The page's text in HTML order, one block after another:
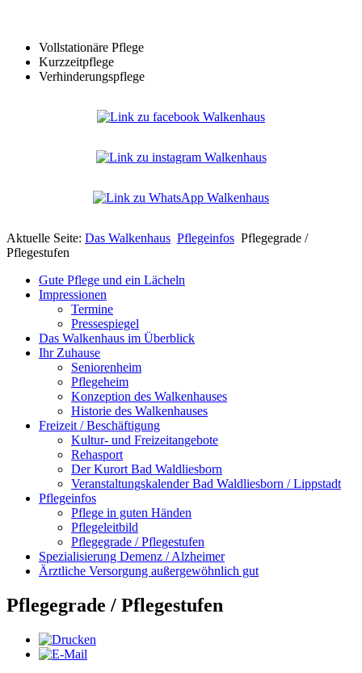
Vollstationäre Pflege
Kurzzeitpflege
Verhinderungspflege
Aktuelle Seite: Das Walkenhaus Pflegeinfos Pflegegrade /
Pflegestufen
Gute Pflege und ein Lächeln
Impressionen
Termine
Pressespiegel
Das Walkenhaus im Überblick
Ihr Zuhause
Seniorenheim
Pflegeheim
Konzeption des Walkenhauses
Historie des Walkenhauses
Freizeit / Beschäftigung
Kultur- und Freizeitangebote
Rehasport
Der Kurort Bad Waldliesborn
Veranstaltungskalender Bad Waldliesborn / Lippstadt
Pflegeinfos
Pflege in guten Händen
Pflegeleitbild
Pflegegrade / Pflegestufen
Spezialisierung Demenz / Alzheimer
Ärztliche Versorgung außergewöhnlich gut
Pflegegrade / Pflegestufen